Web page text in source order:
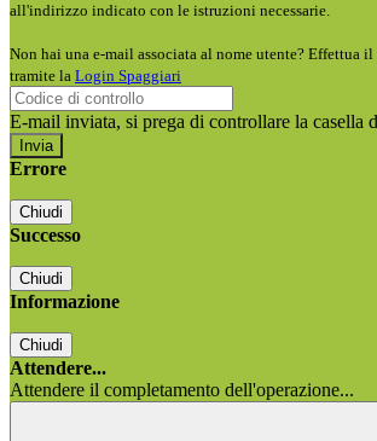
all'indirizzo indicato con le istruzioni necessarie.
Non hai una e-mail associata al nome utente? Effettua il
tramite la Login Spaggiari
E-mail inviata, si prega di controllare la casella
Errore
Chiudi
Successo
Chiudi
Informazione
Chiudi
Attendere...
Attendere il completamento dell'operazione...